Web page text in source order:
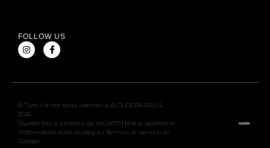
FOLLOW US
© Tutti i diritti sono riservati a © OLDERA S.R.L.S.
2026
Questo sito è protetto da reCAPTCHA e si applicano
l’Informativa sulla privacy e i Termini di servizio di
Google.